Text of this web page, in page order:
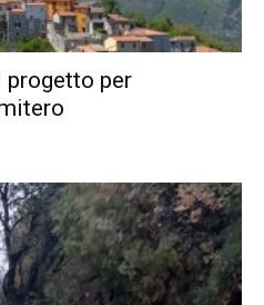
progetto per